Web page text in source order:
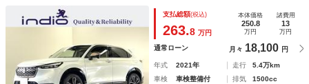
パワーバックドア スペアキー シートヒーター ステアリン
グヒーター
支払総額(税込)
263.8 万円
本体価格
250.8
万円
諸費用
13
万円
通常ローン 月々 18,100 円
年式 2021年 走行
5.4万km
車検
車検整備付 排気
1500cc